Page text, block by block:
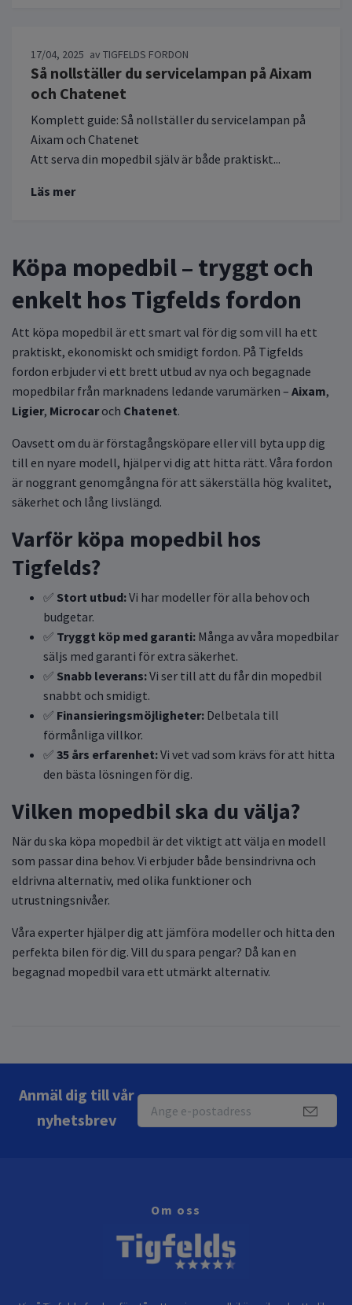
17/04, 2025 av TIGFELDS FORDON
Så nollställer du servicelampan på Aixam
och Chatenet
Komplett guide: Så nollställer du servicelampan på
Aixam och Chatenet
Att serva din mopedbil själv är både praktiskt...
Läs mer
Köpa mopedbil – tryggt och
enkelt hos Tigfelds fordon
Att köpa mopedbil är ett smart val för dig som vill ha ett
praktiskt, ekonomiskt och smidigt fordon. På Tigfelds
fordon erbjuder vi ett brett utbud av nya och begagnade
mopedbilar från marknadens ledande varumärken – Aixam,
Ligier, Microcaroch Chatenet.
Oavsett om du är förstagångsköpare eller vill byta upp dig
till en nyare modell, hjälper vi dig att hitta rätt. Våra fordon
är noggrant genomgångna för att säkerställa hög kvalitet,
säkerhet och lång livslängd.
Varför köpa mopedbil hos
Tigfelds?
✅ Stort utbud:Vi har modeller för alla behov och
budgetar.
✅ Tryggt köp med garanti: Många av våra mopedbilar
säljs med garanti för extra säkerhet.
✅ Snabb leverans:Vi ser till att du får din mopedbil
snabbt och smidigt.
✅ Finansieringsmöjligheter: Delbetala till
förmånliga villkor.
✅ 35 års erfarenhet:Vi vet vad som krävs för att hitta
den bästa lösningen för dig.
Vilken mopedbil ska du välja?
När du ska köpa mopedbil är det viktigt att välja en modell
som passar dina behov. Vi erbjuder både bensindrivna och
eldrivna alternativ, med olika funktioner och
utrustningsnivåer.
Våra experter hjälper dig att jämföra modeller och hitta den
perfekta bilen för dig. Vill du spara pengar? Då kan en
begagnad mopedbil vara ett utmärkt alternativ.
Anmäl dig till vår
nyhetsbrev
Om oss